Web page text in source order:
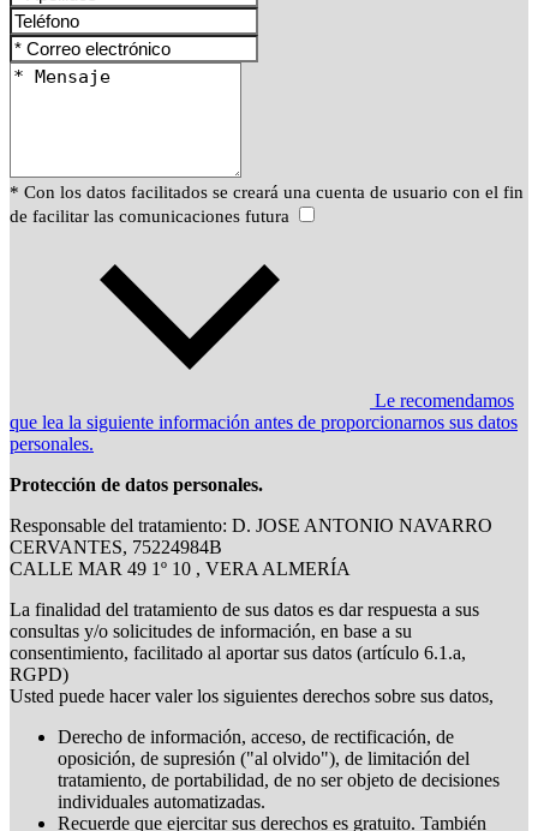
* Con los datos facilitados se creará una cuenta de usuario con el fin
de facilitar las comunicaciones futura
Le recomendamos
que lea la siguiente información antes de proporcionarnos sus datos
personales.
Protección de datos personales.
Responsable del tratamiento: D. JOSE ANTONIO NAVARRO
CERVANTES, 75224984B
CALLE MAR 49 1º 10 , VERA ALMERÍA
La finalidad del tratamiento de sus datos es dar respuesta a sus
consultas y/o solicitudes de información, en base a su
consentimiento, facilitado al aportar sus datos (artículo 6.1.a,
RGPD)
Usted puede hacer valer los siguientes derechos sobre sus datos,
Derecho de información, acceso, de rectificación, de
oposición, de supresión ("al olvido"), de limitación del
tratamiento, de portabilidad, de no ser objeto de decisiones
individuales automatizadas.
Recuerde que ejercitar sus derechos es gratuito. También